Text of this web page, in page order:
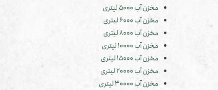
مخزن آب 5000 لیتری
مخزن آب 6000 لیتری
مخزن آب 8000 لیتری
مخزن آب 10000 لیتری
مخزن آب 15000 لیتری
مخزن آب 20000 لیتری
مخزن آب 30000 لیتری